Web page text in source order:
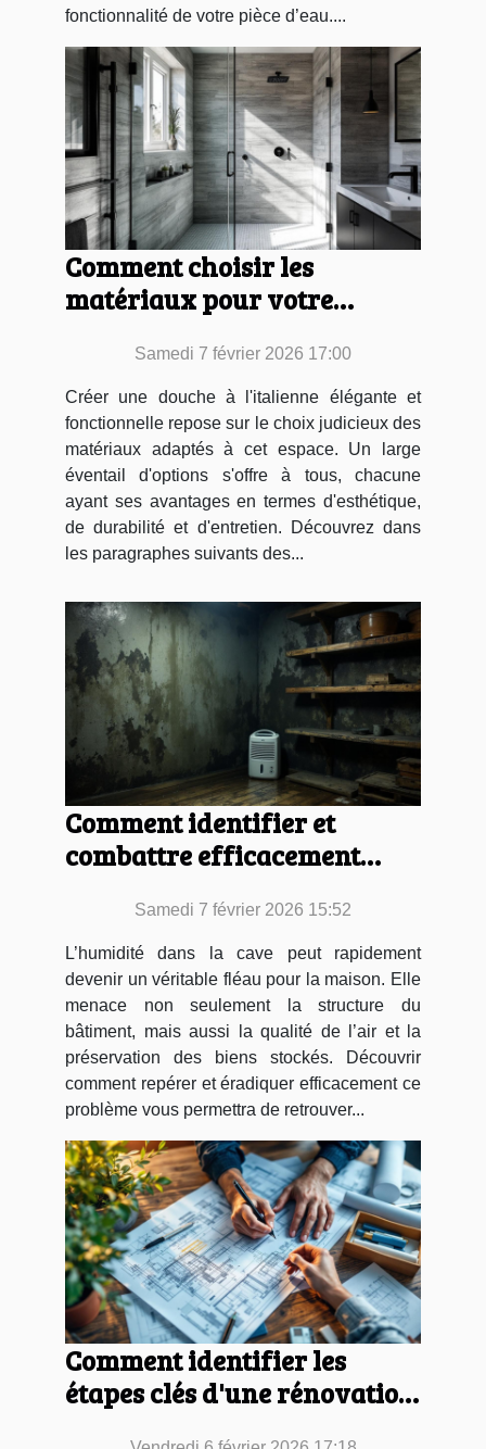
fonctionnalité de votre pièce d’eau....
Comment choisir les
matériaux pour votre
Samedi 7 février 2026 17:00
Créer une douche à l'italienne élégante et
fonctionnelle repose sur le choix judicieux des
matériaux adaptés à cet espace. Un large
éventail d'options s'offre à tous, chacune
ayant ses avantages en termes d'esthétique,
de durabilité et d'entretien. Découvrez dans
les paragraphes suivants des...
Comment identifier et
combattre efficacement
Samedi 7 février 2026 15:52
L’humidité dans la cave peut rapidement
devenir un véritable fléau pour la maison. Elle
menace non seulement la structure du
bâtiment, mais aussi la qualité de l’air et la
préservation des biens stockés. Découvrir
comment repérer et éradiquer efficacement ce
problème vous permettra de retrouver...
Comment identifier les
étapes clés d'une rénovation